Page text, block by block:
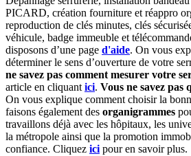
PICARD, création fourniture et réappro
reproduction de clés minutes, clés
véhicule, badge immeuble et
disposons d’une page d'aide. On vous
déterminer le sens d’ouverture de votre
ne savez pas comment mesurer votre
article en cliquant ici. Vous ne savez pas
On vous explique comment choisir la
faisons également des organigrammes
travaillons déjà avec les hôpitaux, les
la métropole ainsi que la promotion
confiance. Cliquez ici pour en savoir plus.